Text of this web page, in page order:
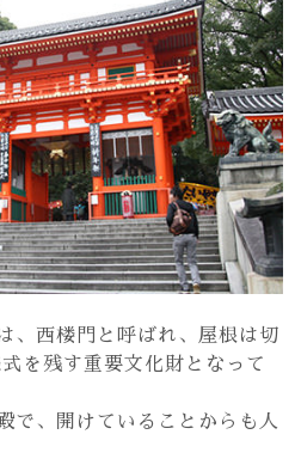
、西楼門と呼ばれ、屋根は切
を残す重要文化財となって
で、開けていることからも人